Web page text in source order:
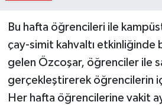
Bu hafta öğrencileri ile
çay-simit kahvaltı etkinliğinde
gelen Özcoşar, öğrenciler ile
gerçekleştirerek öğrencilerin
Her hafta öğrencilerine vakit